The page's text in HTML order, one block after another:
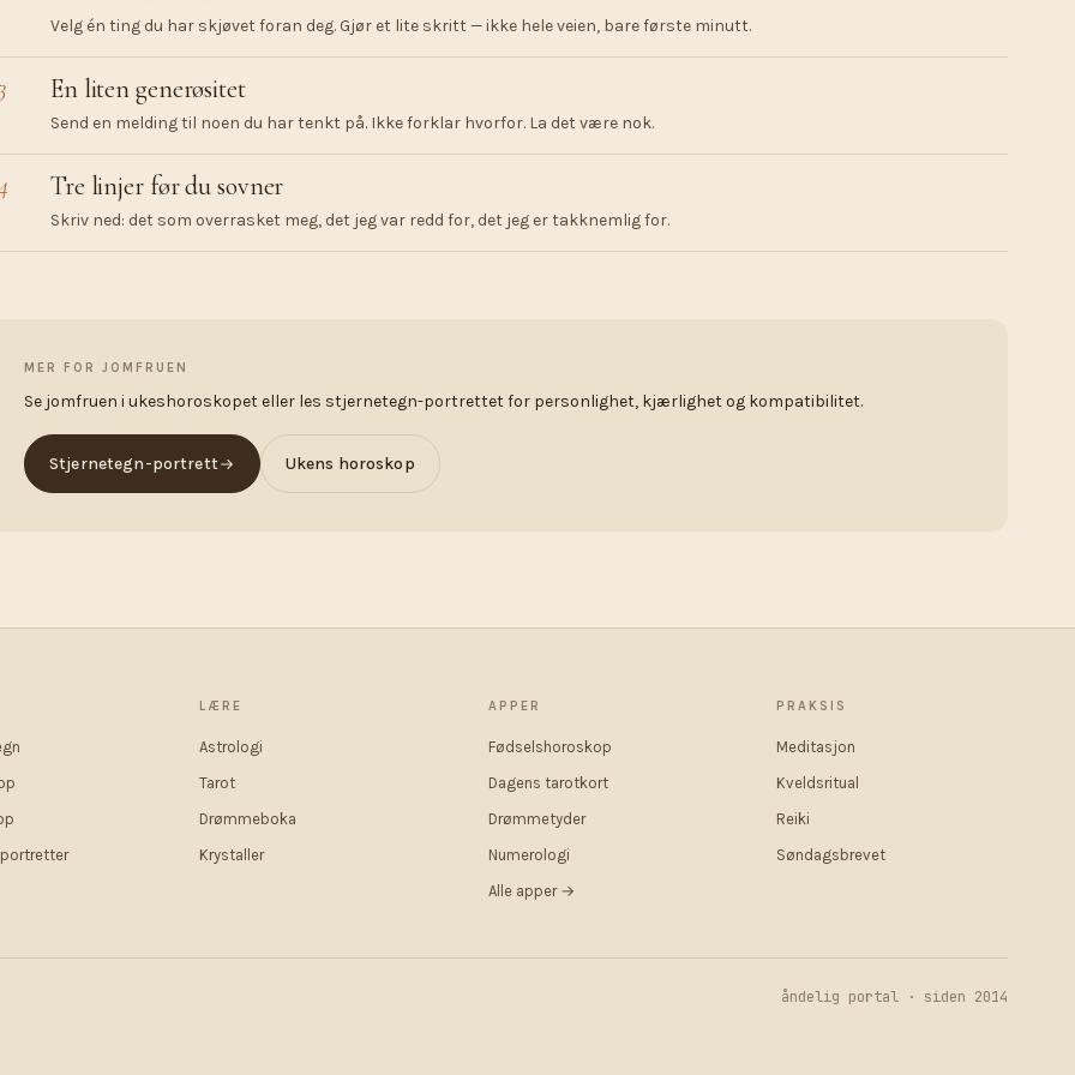
Velg én ting du har skjøvet foran deg. Gjør et lite skritt — ikke hele veien, bare første minutt.
En liten generøsitet
Send en melding til noen du har tenkt på. Ikke forklar hvorfor. La det være nok.
Tre linjer før du sovner
Skriv ned: det som overrasket meg, det jeg var redd for, det jeg er takknemlig for.
MER FOR JOMFRUEN
Se jomfruen i ukeshoroskopet eller les stjernetegn-portrettet for personlighet, kjærlighet og kompatibilitet.
Stjernetegn-portrett Ukens horoskop
LÆRE
Astrologi
Tarot
Drømmeboka
Krystaller
APPER
Fødselshoroskop
Dagens tarotkort
Drømmetyder
Numerologi
Alle apper →
PRAKSIS
Meditasjon
Kveldsritual
Reiki
Søndagsbrevet
åndelig portal · siden 2014